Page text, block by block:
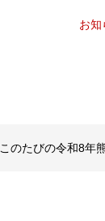
お知
このたびの令和8年